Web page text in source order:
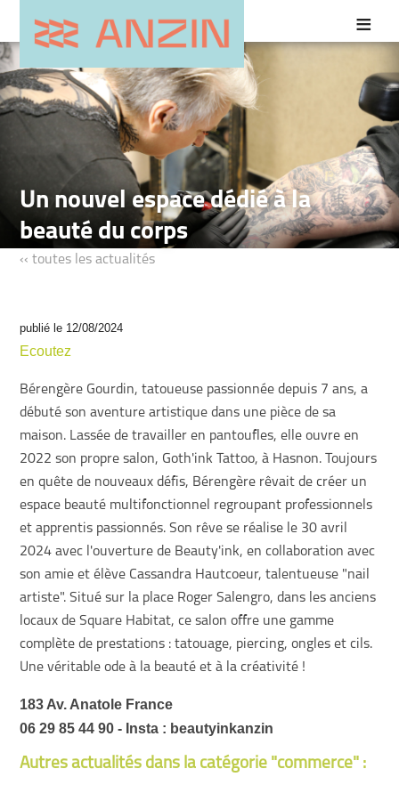
Un nouvel espace dédié à la
beauté du corps
‹‹ toutes les actualités
publié le 12/08/2024
Ecoutez
Bérengère Gourdin, tatoueuse passionnée depuis 7 ans, a
débuté son aventure artistique dans une pièce de sa
maison. Lassée de travailler en pantoufles, elle ouvre en
2022 son propre salon, Goth'ink Tattoo, à Hasnon. Toujours
en quête de nouveaux défis, Bérengère rêvait de créer un
espace beauté multifonctionnel regroupant professionnels
et apprentis passionnés. Son rêve se réalise le 30 avril
2024 avec l'ouverture de Beauty'ink, en collaboration avec
son amie et élève Cassandra Hautcoeur, talentueuse "nail
artiste". Situé sur la place Roger Salengro, dans les anciens
locaux de Square Habitat, ce salon offre une gamme
complète de prestations : tatouage, piercing, ongles et cils.
Une véritable ode à la beauté et à la créativité !
183 Av. Anatole France
06 29 85 44 90 - Insta : beautyinkanzin
Autres actualités dans la catégorie "commerce" :